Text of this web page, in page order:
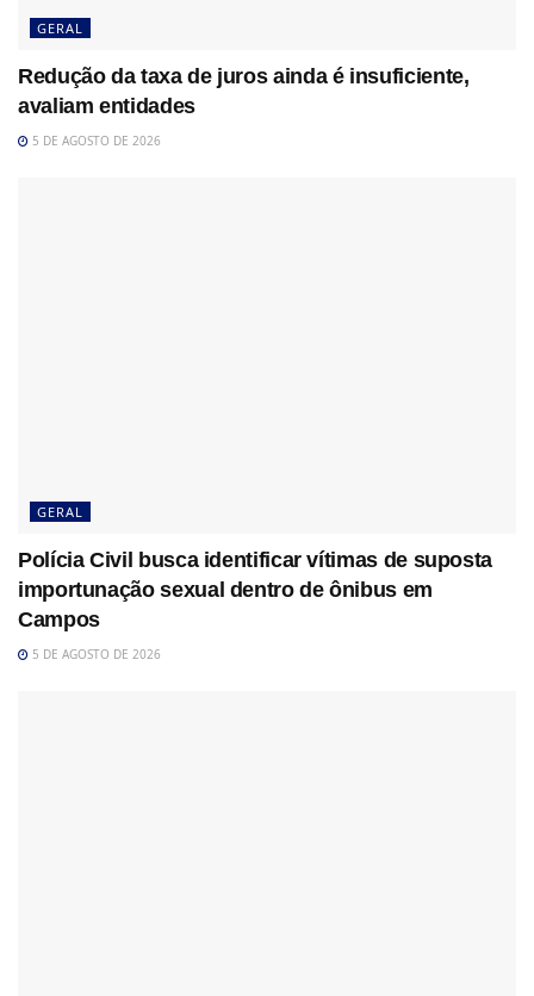
GERAL
Redução da taxa de juros ainda é insuficiente,
avaliam entidades
5 DE AGOSTO DE 2026
GERAL
Polícia Civil busca identificar vítimas de suposta
importunação sexual dentro de ônibus em
Campos
5 DE AGOSTO DE 2026